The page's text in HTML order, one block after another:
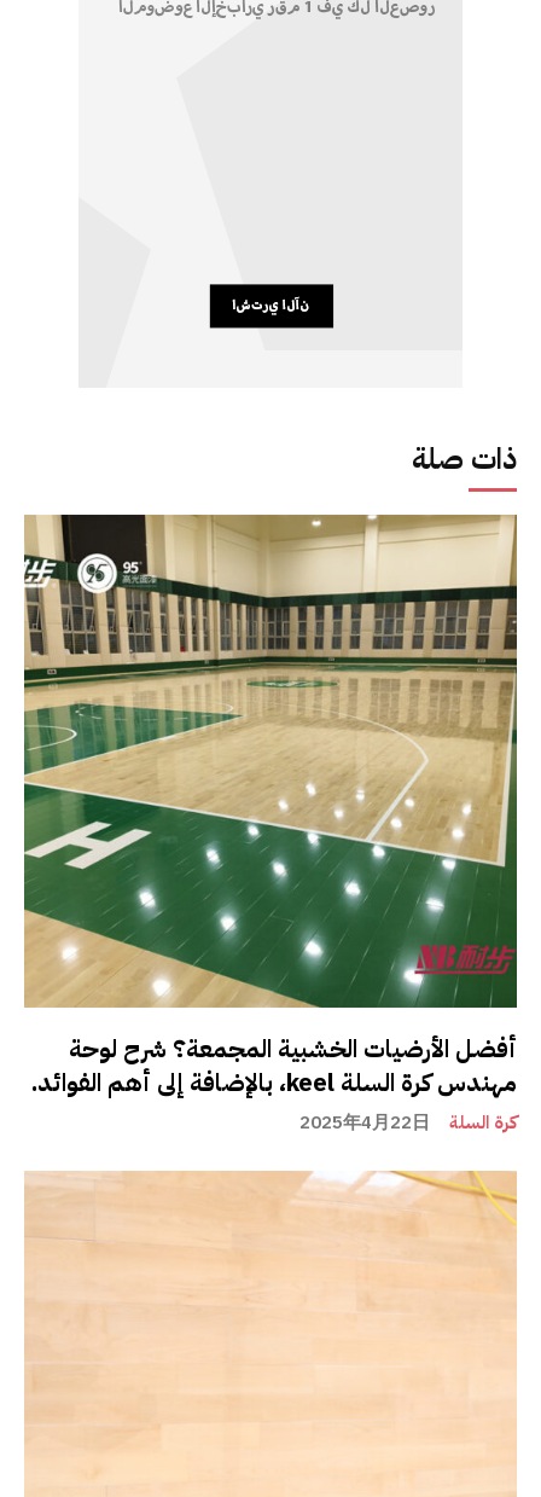
ذات صلة
أفضل الأرضيات الخشبية المجمعة؟ شرح لوحة
مهندس كرة السلة keel، بالإضافة إلى أهم الفوائد.
كرة السلة 2025年4月22日